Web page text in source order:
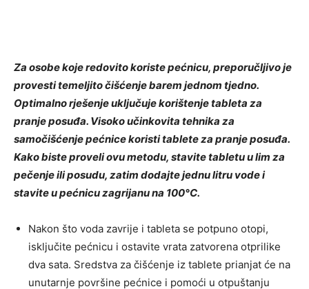
Za osobe koje redovito koriste pećnicu, preporučljivo je
provesti temeljito čišćenje barem jednom tjedno.
Optimalno rješenje uključuje korištenje tableta za
pranje posuđa. Visoko učinkovita tehnika za
samočišćenje pećnice koristi tablete za pranje posuđa.
Kako biste proveli ovu metodu, stavite tabletu u lim za
pečenje ili posudu, zatim dodajte jednu litru vode i
stavite u pećnicu zagrijanu na 100°C.
Nakon što voda zavrije i tableta se potpuno otopi,
isključite pećnicu i ostavite vrata zatvorena otprilike
dva sata. Sredstva za čišćenje iz tablete prianjat će na
unutarnje površine pećnice i pomoći u otpuštanju